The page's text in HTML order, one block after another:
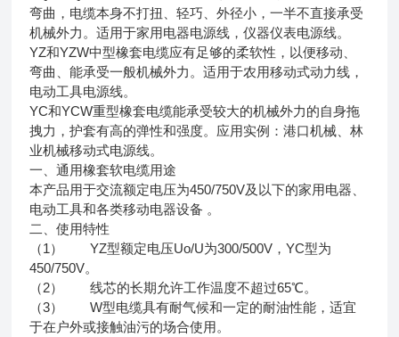
弯曲，电缆本身不打扭、轻巧、外径小，一半不直接承受
机械外力。适用于家用电器电源线，仪器仪表电源线。
YZ和YZW中型橡套电缆应有足够的柔软性，以便移动、
弯曲、能承受一般机械外力。适用于农用移动式动力线，
电动工具电源线。
YC和YCW重型橡套电缆能承受较大的机械外力的自身拖
拽力，护套有高的弹性和强度。应用实例：港口机械、林
业机械移动式电源线。
一、通用橡套软电缆用途
本产品用于交流额定电压为450/750V及以下的家用电器、
电动工具和各类移动电器设备 。
二、使用特性
（1） YZ型额定电压Uo/U为300/500V，YC型为
450/750V。
（2） 线芯的长期允许工作温度不超过65℃。
（3） W型电缆具有耐气候和一定的耐油性能，适宜
于在户外或接触油污的场合使用。